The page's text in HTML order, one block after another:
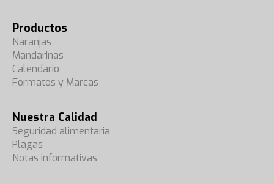
Productos
Naranjas
Mandarinas
Calendario
Formatos y Marcas
Nuestra Calidad
Seguridad alimentaria
Plagas
Notas informativas